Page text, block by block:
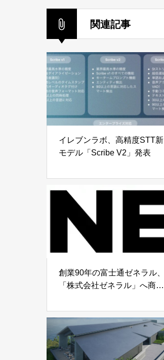
関連記事
イレブンラボ、高精度STT新
モデル「Scribe V2」発表
創業90年の富士通ゼネラル、
「株式会社ゼネラル」へ商号